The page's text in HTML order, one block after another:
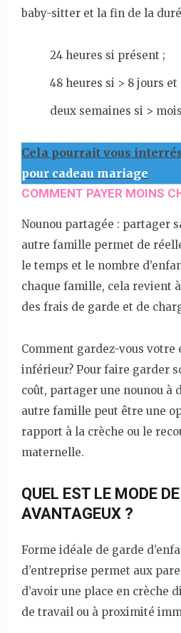
baby-sitter et la fin de la
24 heures si présent ;
48 heures si > 8 jours et
deux semaines si >
Cela pourrait vous
pour cadeau mariage
COMMENT PAYER MOINS
Nounou partagée : partager
autre famille permet de
le temps et le nombre
chaque famille, cela revient
des frais de garde et de
Comment gardez-vous votre
inférieur? Pour faire garder
coût, partager une nounou à
autre famille peut être une
rapport à la crèche ou le
maternelle.
QUEL EST LE MODE
AVANTAGEUX ?
Forme idéale de garde
d’entreprise permet aux
d’avoir une place en crèche
de travail ou à proximité